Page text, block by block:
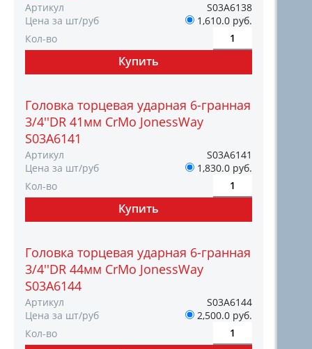
Артикул
S03A6138
Цена за шт/руб
1,610.0 руб.
Кол-во
Головка торцевая ударная 6-гранная
3/4''DR 41мм CrMo JonessWay
S03A6141
Артикул
S03A6141
Цена за шт/руб
1,830.0 руб.
Кол-во
Головка торцевая ударная 6-гранная
3/4''DR 44мм CrMo JonessWay
S03A6144
Артикул
S03A6144
Цена за шт/руб
2,500.0 руб.
Кол-во